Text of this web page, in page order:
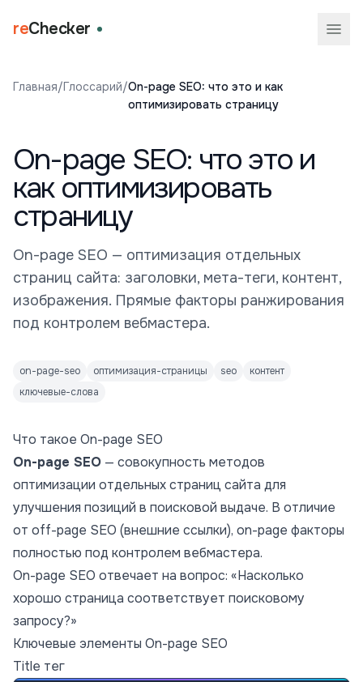
reChecker
Главная/Глоссарий/On-page SEO: что это и как
оптимизировать страницу
On-page SEO: что это и
как оптимизировать
страницу
On-page SEO — оптимизация отдельных
страниц сайта: заголовки, мета-теги, контент,
изображения. Прямые факторы ранжирования
под контролем вебмастера.
on-page-seo оптимизация-страницы seo
контент
ключевые-слова
Что такое On-page SEO
On-page SEO — совокупность методов
оптимизации отдельных страниц сайта для
улучшения позиций в поисковой выдаче. В отличие
от off-page SEO (внешние ссылки), on-page факторы
полностью под контролем вебмастера.
On-page SEO отвечает на вопрос: «Насколько
хорошо страница соответствует поисковому
запросу?»
Ключевые элементы On-page SEO
Title тег